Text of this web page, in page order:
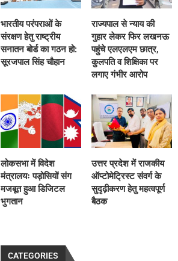
भारतीय परंपराओं के
संरक्षण हेतु राष्ट्रीय
सनातन बोर्ड का गठन हो:
सूरजपाल सिंह चौहान
राज्यपाल से न्याय की
गुहार लेकर फिर लखनऊ
पहुंचे एलएलएम छात्र,
कुलपति व शिक्षिका पर
लगाए गंभीर आरोप
लोकसभा में विदेश
मंत्रालयः पड़ोसियों संग
मजबूत हुआ डिजिटल
भुगतान
उत्तर प्रदेश में राजकीय
ऑप्टोमेट्रिस्ट संवर्ग के
सुदृढ़ीकरण हेतु महत्वपूर्ण
बैठक
CATEGORIES